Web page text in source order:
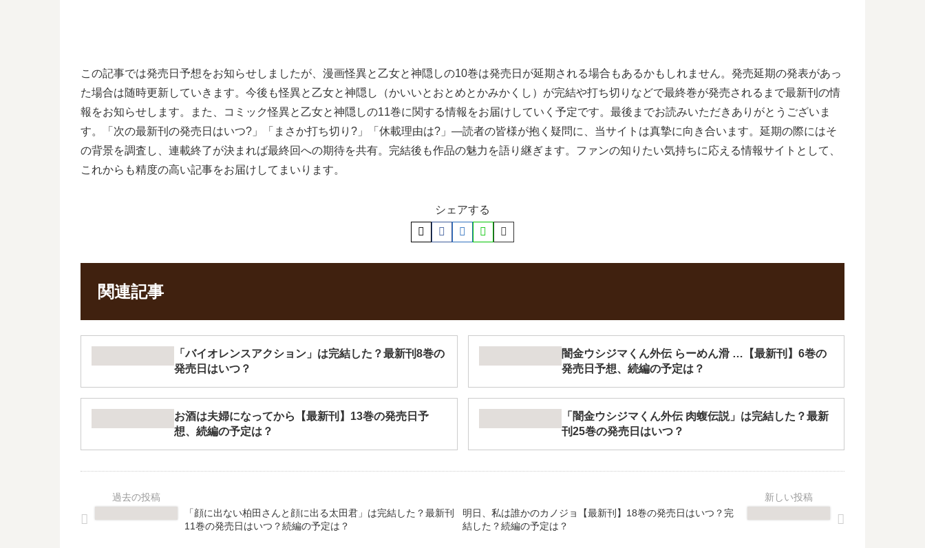
この記事では発売日予想をお知らせしましたが、漫画怪異と乙女と神隠しの10巻は発売日が延期される場合もあるかもしれません。発売延期の発表があっ
た場合は随時更新していきます。今後も怪異と乙女と神隠し（かいいとおとめとかみかくし）が完結や打ち切りなどで最終巻が発売されるまで最新刊の情
報をお知らせします。また、コミック怪異と乙女と神隠しの11巻に関する情報をお届けしていく予定です。最後までお読みいただきありがとうございま
す。「次の最新刊の発売日はいつ?」「まさか打ち切り?」「休載理由は?」―読者の皆様が抱く疑問に、当サイトは真摯に向き合います。延期の際にはそ
の背景を調査し、連載終了が決まれば最終回への期待を共有。完結後も作品の魅力を語り継ぎます。ファンの知りたい気持ちに応える情報サイトとして、
これからも精度の高い記事をお届けしてまいります。
シェアする
関連記事
「バイオレンスアクション」は完結した？最新刊8巻の
発売日はいつ？
闇金ウシジマくん外伝 らーめん滑 …【最新刊】6巻の
発売日予想、続編の予定は？
お酒は夫婦になってから【最新刊】13巻の発売日予
想、続編の予定は？
「闇金ウシジマくん外伝 肉蝮伝説」は完結した？最新
刊25巻の発売日はいつ？
「顔に出ない柏田さんと顔に出る太田君」は完結した？最新刊
11巻の発売日はいつ？続編の予定は？
明日、私は誰かのカノジョ【最新刊】18巻の発売日はいつ？完
結した？続編の予定は？